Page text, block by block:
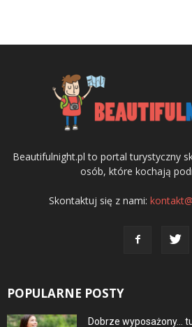
Beautifulnight.pl to portal turystyczny
osób, które kochają
Skontaktuj się z nami:
POPULARNE POSTY
Dobrze wyposażony…